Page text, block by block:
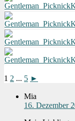
1 2 ... 5 ►
Mia
16. Dezember